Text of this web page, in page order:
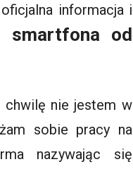
informacja i
smartfona od
nie jestem w
sobie pracy na
nazywając się